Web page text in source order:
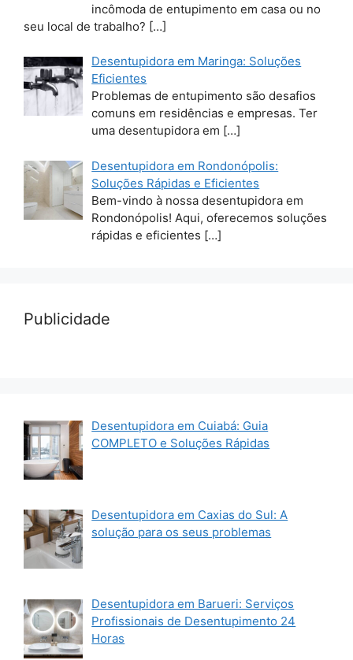
incômoda de entupimento em casa ou no
seu local de trabalho? […]
Desentupidora em Maringa: Soluções
Eficientes
Problemas de entupimento são desafios
comuns em residências e empresas. Ter
uma desentupidora em […]
Desentupidora em Rondonópolis:
Soluções Rápidas e Eficientes
Bem-vindo à nossa desentupidora em
Rondonópolis! Aqui, oferecemos soluções
rápidas e eficientes […]
Publicidade
Desentupidora em Cuiabá: Guia
COMPLETO e Soluções Rápidas
Desentupidora em Caxias do Sul: A
solução para os seus problemas
Desentupidora em Barueri: Serviços
Profissionais de Desentupimento 24
Horas